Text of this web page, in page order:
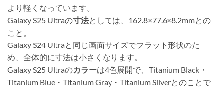
より軽くなっています。
Galaxy S25 Ultraの寸法としては、162.8×77.6×8.2mmとの
こと。
Galaxy S24 Ultraと同じ画面サイズでフラット形状のた
め、全体的に寸法は小さくなります。
Galaxy S25 Ultraのカラーは4色展開で、Titanium Black・
Titanium Blue・Titanium Gray・Titanium Silverとのことで